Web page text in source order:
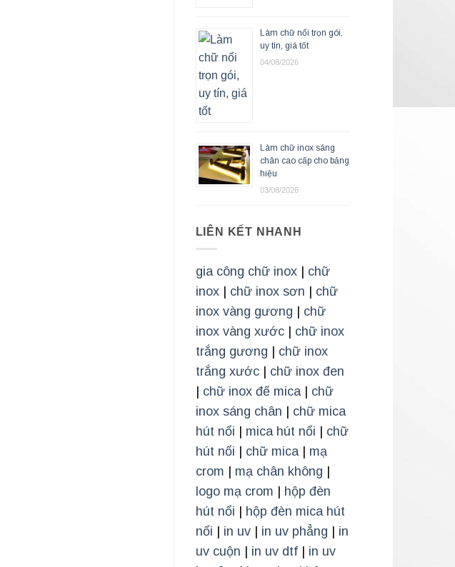
Làm chữ nổi trọn gói,
uy tín, giá tốt
04/08/2026
Làm chữ inox sáng
chân cao cấp cho bảng
hiệu
03/08/2026
LIÊN KẾT NHANH
gia công chữ inox| chữ
inox| chữ inox sơn
chữ
inox vàng gương
chữ
inox vàng xước| chữ inox
trắng gương
chữ inox
trắng xước| chữ inox đen
chữ inox đế mica| chữ
inox sáng chân
chữ mica
hút nổi
mica hút nổi
chữ
hút nổi
chữ mica| mạ
crom
mạ chân không
logo mạ crom
hộp đèn
hút nổi
hộp đèn mica hút
nổi
in uv| in uv phẳng
in
uv cuộn
in uv dtf| in uv